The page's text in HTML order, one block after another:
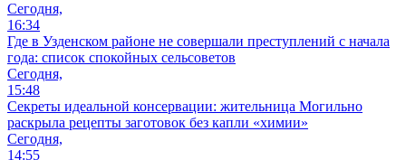
Сегодня,
16:34
Где в Узденском районе не совершали преступлений с начала
года: список спокойных сельсоветов
Сегодня,
15:48
Секреты идеальной консервации: жительница Могильно
раскрыла рецепты заготовок без капли «химии»
Сегодня,
14:55